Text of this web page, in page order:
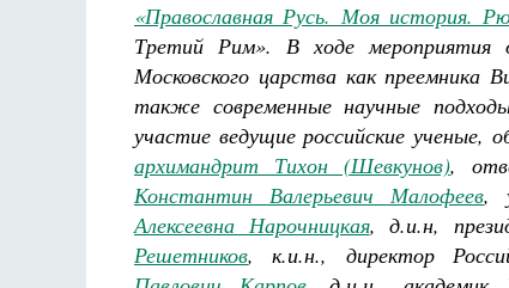
«Православная Русь. Моя история.
Третий Рим». В ходе мероприятия
Московского царства как преемника
также современные научные
участие ведущие российские ученые,
архимандрит Тихон (Шевкунов),
Константин Валерьевич Малофеев,
Алексеевна Нарочницкая, д.и.н,
Решетников, к.и.н., директор